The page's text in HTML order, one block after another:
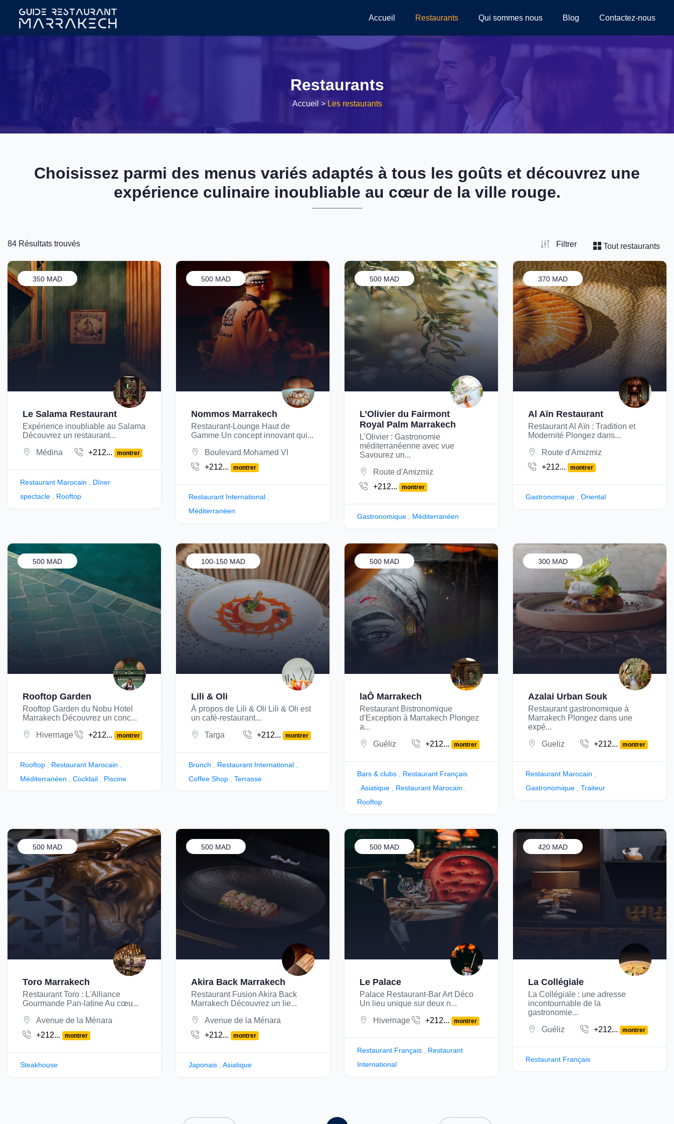
Accueil Restaurants Qui sommes nous Blog Contactez-nous
Restaurants
Accueil > Les restaurants
Choisissez parmi des menus variés adaptés à tous les goûts et découvrez une
expérience culinaire inoubliable au cœur de la ville rouge.
84 Résultats trouvés Filtrer Tout restaurants
350 MAD
Le Salama Restaurant
Expérience inoubliable au Salama
Découvrez un restaurant...
Médina
+212... montrer
Restaurant Marocain
Dîner
spectacle
Rooftop
500 MAD
Nommos Marrakech
Restaurant-Lounge Haut de
Gamme Un concept innovant qui...
Boulevard Mohamed VI
+212...
montrer
Restaurant International
Méditerranéen
500 MAD
L’Olivier du Fairmont
Royal Palm Marrakech
L'Olivier : Gastronomie
méditerranéenne avec vue
Savourez un...
Route d'Amizmiz
+212...
montrer
Gastronomique Méditerranéen
370 MAD
Al Aïn Restaurant
Restaurant Al Aïn : Tradition et
Modernité Plongez dans...
Route d'Amizmiz
+212...
montrer
Gastronomique Oriental
500 MAD
Rooftop Garden
Rooftop Garden du Nobu Hotel
Marrakech Découvrez un conc...
Hivernage
+212... montrer
Rooftop Restaurant Marocain
Méditerranéen
Cocktail Piscine
100-150 MAD
Lili & Oli
À propos de Lili & Oli Lili & Oli est
un café-restaurant...
Targa
+212... montrer
Brunch Restaurant International
Coffee Shop
Terrasse
500 MAD
laÔ Marrakech
Restaurant Bistronomique
d'Exception à Marrakech Plongez
a...
Guéliz
+212... montrer
Bars & clubs
Restaurant Français
Asiatique Restaurant Marocain
Rooftop
300 MAD
Azalai Urban Souk
Restaurant gastronomique à
Marrakech Plongez dans une
expé...
Gueliz
+212... montrer
Restaurant Marocain
Gastronomique
Traiteur
500 MAD
Toro Marrakech
Restaurant Toro : L'Alliance
Gourmande Pan-latine Au cœu...
Avenue de la Ménara
+212...
montrer
Steakhouse
500 MAD
Akira Back Marrakech
Restaurant Fusion Akira Back
Marrakech Découvrez un lie...
Avenue de la Ménara
+212...
montrer
Japonais Asiatique
500 MAD
Le Palace
Palace Restaurant-Bar Art Déco
Un lieu unique sur deux n...
Hivernage
+212... montrer
Restaurant Français
Restaurant
International
420 MAD
La Collégiale
La Collégiale : une adresse
incontournable de la
gastronomie...
Guéliz
+212... montrer
Restaurant Français